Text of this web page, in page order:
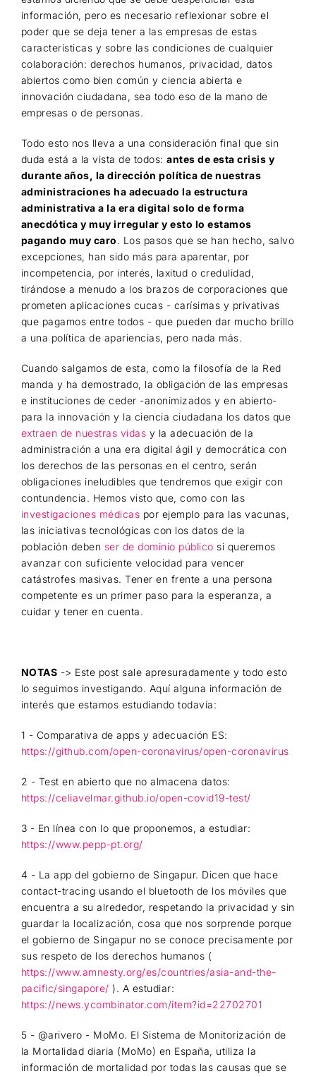
información, pero es necesario reflexionar sobre el
poder que se deja tener a las empresas de estas
características y sobre las condiciones de cualquier
colaboración: derechos humanos, privacidad, datos
abiertos como bien común y ciencia abierta e
innovación ciudadana, sea todo eso de la mano de
empresas o de personas.
Todo esto nos lleva a una consideración final que sin
duda está a la vista de todos:antes de esta crisis y
durante años, la dirección política de nuestras
administraciones ha adecuado la estructura
administrativa a la era digital solo de forma
anecdótica y muy irregular y esto lo estamos
pagando muy caro. Los pasos que se han hecho, salvo
excepciones, han sido más para aparentar, por
incompetencia, por interés, laxitud o credulidad,
tirándose a menudo a los brazos de corporaciones que
prometen aplicaciones cucas - carísimas y privativas
que pagamos entre todos - que pueden dar mucho brillo
a una política de apariencias, pero nada más.
Cuando salgamos de esta, como la filosofía de la Red
manda y ha demostrado, la obligación de las empresas
e instituciones de ceder -anonimizados y en abierto-
para la innovación y la ciencia ciudadana los datos que
extraen de nuestras vidas y la adecuación de la
administración a una era digital ágil y democrática con
los derechos de las personas en el centro, serán
obligaciones ineludibles que tendremos que exigir con
contundencia. Hemos visto que, como con las
investigaciones médicas por ejemplo para las vacunas,
las iniciativas tecnológicas con los datos de la
población deben ser de dominio público si queremos
avanzar con suficiente velocidad para vencer
catástrofes masivas. Tener en frente a una persona
competente es un primer paso para la esperanza, a
cuidar y tener en cuenta.
NOTAS -> Este post sale apresuradamente y todo esto
lo seguimos investigando. Aquí alguna información de
interés que estamos estudiando todavía:
1 - Comparativa de apps y adecuación ES:
https://github.com/open-coronavirus/open-coronavirus
2 - Test en abierto que no almacena datos:
https://celiavelmar.github.io/open-covid19-test/
3 - En línea con lo que proponemos, a estudiar:
https://www.pepp-pt.org/
4 - La app del gobierno de Singapur. Dicen que hace
contact-tracing usando el bluetooth de los móviles que
encuentra a su alrededor, respetando la privacidad y sin
guardar la localización, cosa que nos sorprende porque
el gobierno de Singapur no se conoce precisamente por
sus respeto de los derechos humanos (
https://www.amnesty.org/es/countries/asia-and-the-
pacific/singapore/ ). A estudiar:
https://news.ycombinator.com/item?id=22702701
5 - @arivero - MoMo. El Sistema de Monitorización de
la Mortalidad diaria (MoMo) en España, utiliza la
información de mortalidad por todas las causas que se